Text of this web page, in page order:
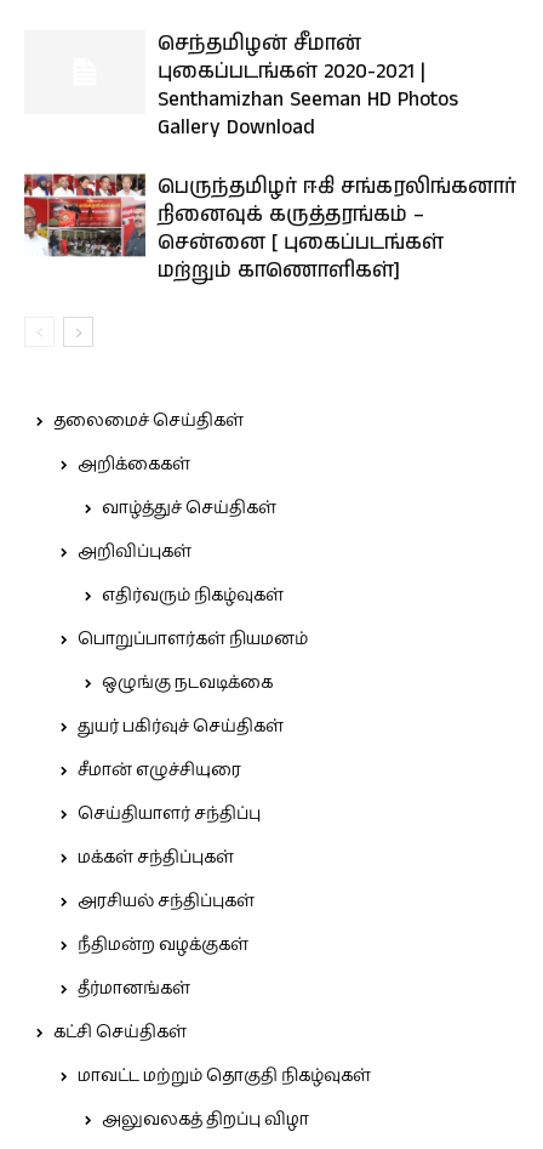
செந்தமிழன் சீமான்
புகைப்படங்கள் 2020-2021 |
Senthamizhan Seeman HD Photos
Gallery Download
பெருந்தமிழர் ஈகி சங்கரலிங்கனார்
நினைவுக் கருத்தரங்கம் –
சென்னை [ புகைப்படங்கள்
மற்றும் காணொளிகள்]
தலைமைச் செய்திகள்
அறிக்கைகள்
வாழ்த்துச் செய்திகள்
அறிவிப்புகள்
எதிர்வரும் நிகழ்வுகள்
பொறுப்பாளர்கள் நியமனம்
ஒழுங்கு நடவடிக்கை
துயர் பகிர்வுச் செய்திகள்
சீமான் எழுச்சியுரை
செய்தியாளர் சந்திப்பு
மக்கள் சந்திப்புகள்
அரசியல் சந்திப்புகள்
நீதிமன்ற வழக்குகள்
தீர்மானங்கள்
கட்சி செய்திகள்
மாவட்ட மற்றும் தொகுதி நிகழ்வுகள்
அலுவலகத் திறப்பு விழா